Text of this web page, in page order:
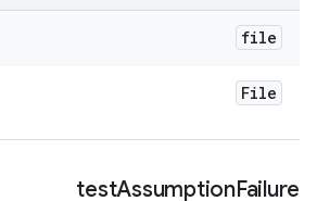
file
File
testAssumptionFailure